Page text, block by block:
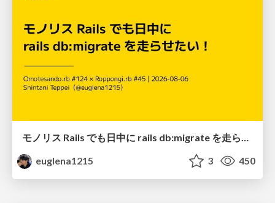
euglena1215
3 450